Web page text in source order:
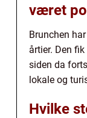
været
Brunchen
årtier. Den
siden da
lokale og
Hvilke